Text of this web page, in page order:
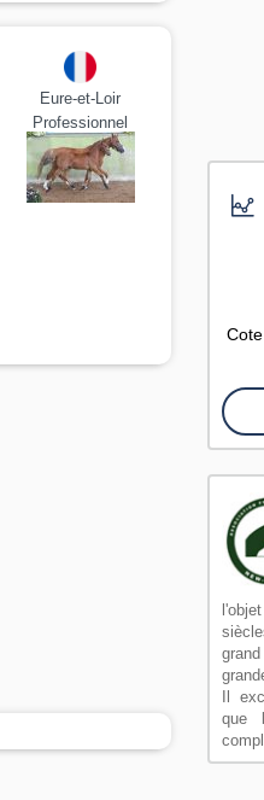
Eure-et-Loir
Professionnel
Il
que